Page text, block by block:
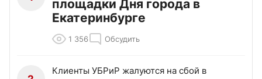
площадки Дня города в
Екатеринбурге
1 356 Обсудить
Клиенты УБРиР жалуются на сбой в